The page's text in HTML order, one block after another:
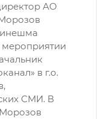
АО
в г.о.
СМИ. В